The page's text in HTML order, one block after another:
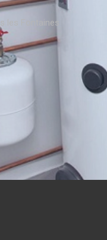
les Fontaines